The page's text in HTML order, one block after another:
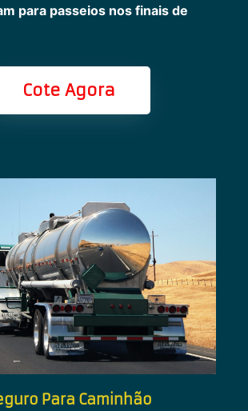
para passeios nos finais de
Cote Agora
Para Caminhão